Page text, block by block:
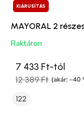
KIÁRUSÍTÁS
MAYORAL 2
Raktáron
7 433 Ft-tól
12 389 Ft (akár: –40
122